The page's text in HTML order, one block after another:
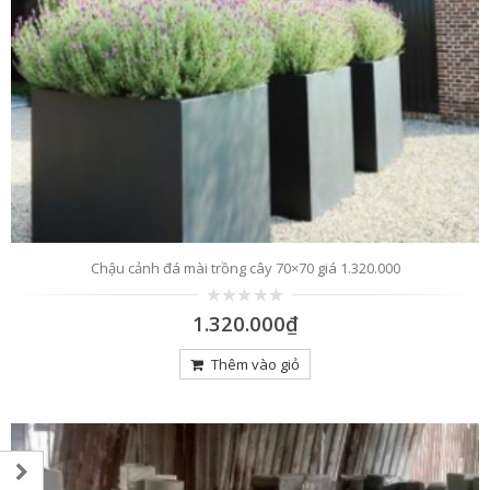
Chậu cảnh đá mài trồng cây 70×70 giá 1.320.000
0
trên
1.320.000₫
Thêm vào giỏ